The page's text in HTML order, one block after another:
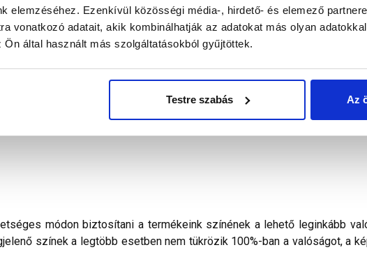
elemzéséhez. Ezenkívül közösségi média-, hirdető- és elemező
vonatkozó adatait, akik kombinálhatják az adatokat más olyan
által használt más szolgáltatásokból gyűjtöttek.
Testre szabás Az
talál a termékkel kapcsolatban. Kérjük, figyelmesen olvassa el!
vékonyvakolat
finoman megmunkált homlokzatok lábazati
rendszerek időjárásálló fedőrétege. Kapart hatású, 2 mm
előtt a felületet Masterplast Thermomaster univerzális alapozóval
A felületet száradása alatt erős, közvetlen napsütés, huzat és
módon biztosítani a termékeink színének a lehető leginkább
színek a legtöbb esetben nem tükrözik 100%-ban a valóságot, a